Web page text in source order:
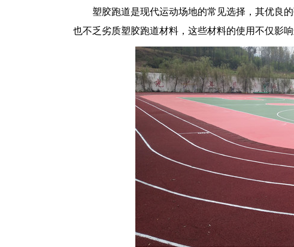
塑胶跑道是现代运动场地的常见选择，其优良
也不乏劣质塑胶跑道材料，这些材料的使用不仅影